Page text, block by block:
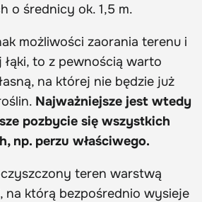
o średnicy ok. 1,5 m.
możliwości zaorania terenu i
to z pewnością warto
na której nie będzie już
Najważniejsze jest wtedy
pozbycie się wszystkich
np. perzu właściwego.
teren warstwą
na którą bezpośrednio wysieje